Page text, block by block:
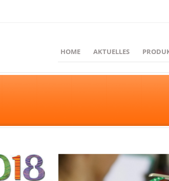
HOME AKTUELLES